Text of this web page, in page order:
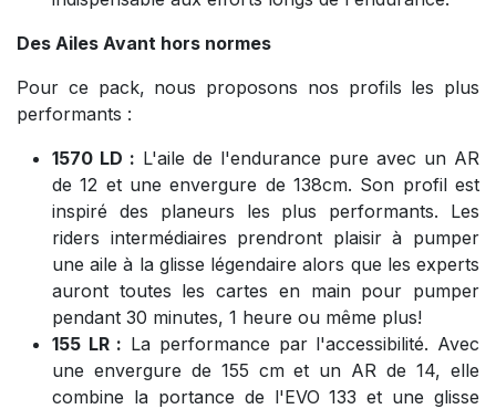
Des Ailes Avant hors normes
Pour ce pack, nous proposons nos profils les plus
performants :
1570 LD : L'aile de l'endurance pure avec un AR
de 12 et une envergure de 138cm. Son profil est
inspiré des planeurs les plus performants. Les
riders intermédiaires prendront plaisir à pumper
une aile à la glisse légendaire alors que les experts
auront toutes les cartes en main pour pumper
pendant 30 minutes, 1 heure ou même plus!
155 LR : La performance par l'accessibilité. Avec
une envergure de 155 cm et un AR de 14, elle
combine la portance de l'EVO 133 et une glisse